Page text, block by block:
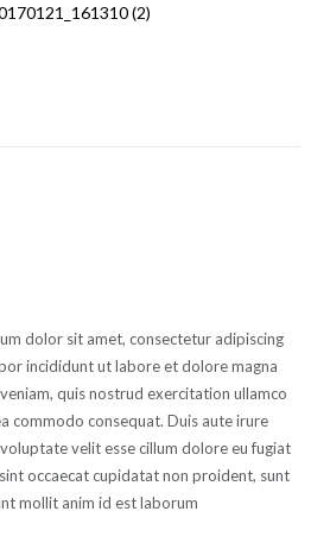
(2)
dolor sit amet, consectetur adipiscing
incididunt ut labore et dolore magna
quis nostrud exercitation ullamco
commodo consequat. Duis aute irure
velit esse cillum dolore eu fugiat
occaecat cupidatat non proident, sunt
mollit anim id est laborum